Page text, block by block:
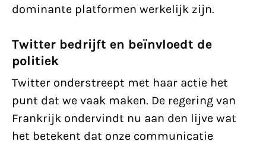
dominante platformen werkelijk zijn.
Twitter bedrijft en beïnvloedt de
politiek
Twitter onderstreept met haar actie het
punt dat we vaak maken. De regering van
Frankrijk ondervindt nu aan den lijve wat
het betekent dat onze communicatie